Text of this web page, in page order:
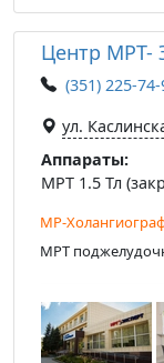
Центр МРТ-
(351) 225-
ул.
Аппараты:
МРТ 1.5 Тл
МР-
МРТ